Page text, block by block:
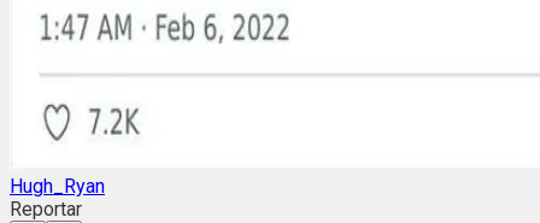
Hugh_Ryan
Reportar